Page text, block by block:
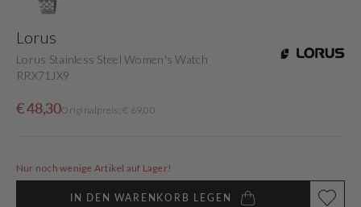
Lorus
Lorus Stainless Steel Women's Watch
RRX71JX9
Verkaufspreis
€ 48,30
NormalerOriginalpreis: € 69,00
Nur noch wenige Artikel auf Lager!
IN DEN WARENKORB LEGEN